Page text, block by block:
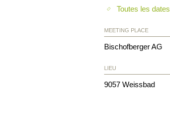
Toutes les dates
MEETING PLACE
Bischofberger AG
LIEU
9057 Weissbad